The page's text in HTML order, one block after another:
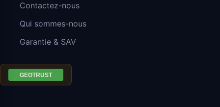
Contactez-nous
Qui sommes-nous
Garantie & SAV